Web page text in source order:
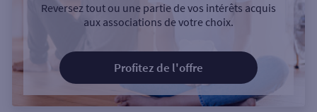
Reversez tout ou une partie de vos intérêts acquis
aux associations de votre choix.
Profitez de l'offre